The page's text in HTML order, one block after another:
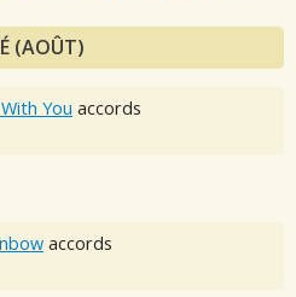
(AOÛT)
You accords
accords